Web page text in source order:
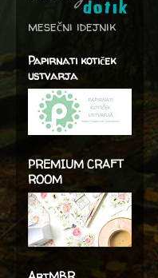
mesečni idejnik
Papirnati kotiček
ustvarja
PREMIUM CRAFT
ROOM